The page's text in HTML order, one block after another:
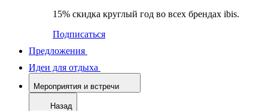
15% скидка круглый год во всех брендах ibis.
Подписаться
Предложения
Идеи для отдыха
Мероприятия и встречи
Назад